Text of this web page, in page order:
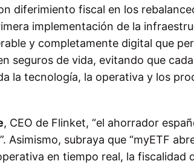
diferimiento fiscal en los
implementación de la
y completamente digital que
seguros de vida, evitando que
la tecnología, la operativa y los
, CEO de Flinket, “el ahorrador
Asimismo, subraya que “myETF
en tiempo real, la